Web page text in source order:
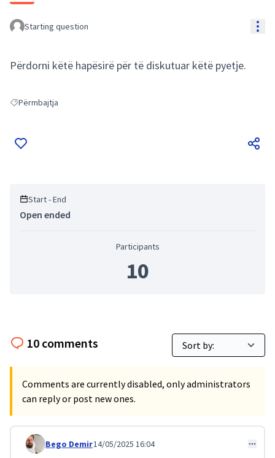
Starting question
Përdorni këtë hapësirë për të diskutuar këtë pyetje.
Filter results for: Përmbajtja
Përmbajtja
Start - End
Open ended
Participants
10
10 comments
Comments are currently disabled, only administrators
can reply or post new ones.
Comment 148
Bego Demir14/05/2025 16:04